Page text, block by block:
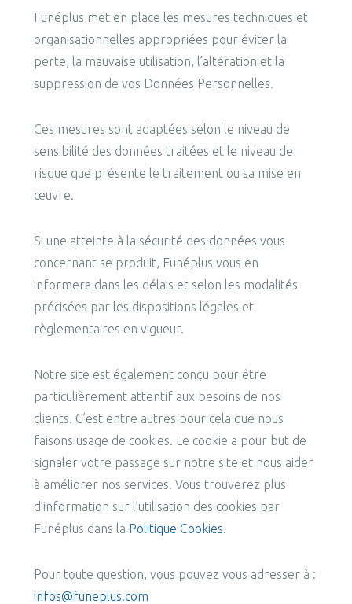
Funéplus met en place les mesures techniques et
organisationnelles appropriées pour éviter la
perte, la mauvaise utilisation, l’altération et la
suppression de vos Données Personnelles.
Ces mesures sont adaptées selon le niveau de
sensibilité des données traitées et le niveau de
risque que présente le traitement ou sa mise en
œuvre.
Si une atteinte à la sécurité des données vous
concernant se produit, Funéplus vous en
informera dans les délais et selon les modalités
précisées par les dispositions légales et
règlementaires en vigueur.
Notre site est également conçu pour être
particulièrement attentif aux besoins de nos
clients. C’est entre autres pour cela que nous
faisons usage de cookies. Le cookie a pour but de
signaler votre passage sur notre site et nous aider
à améliorer nos services. Vous trouverez plus
d’information sur l’utilisation des cookies par
Funéplus dans la Politique Cookies.
Pour toute question, vous pouvez vous adresser à :
infos@funeplus.com